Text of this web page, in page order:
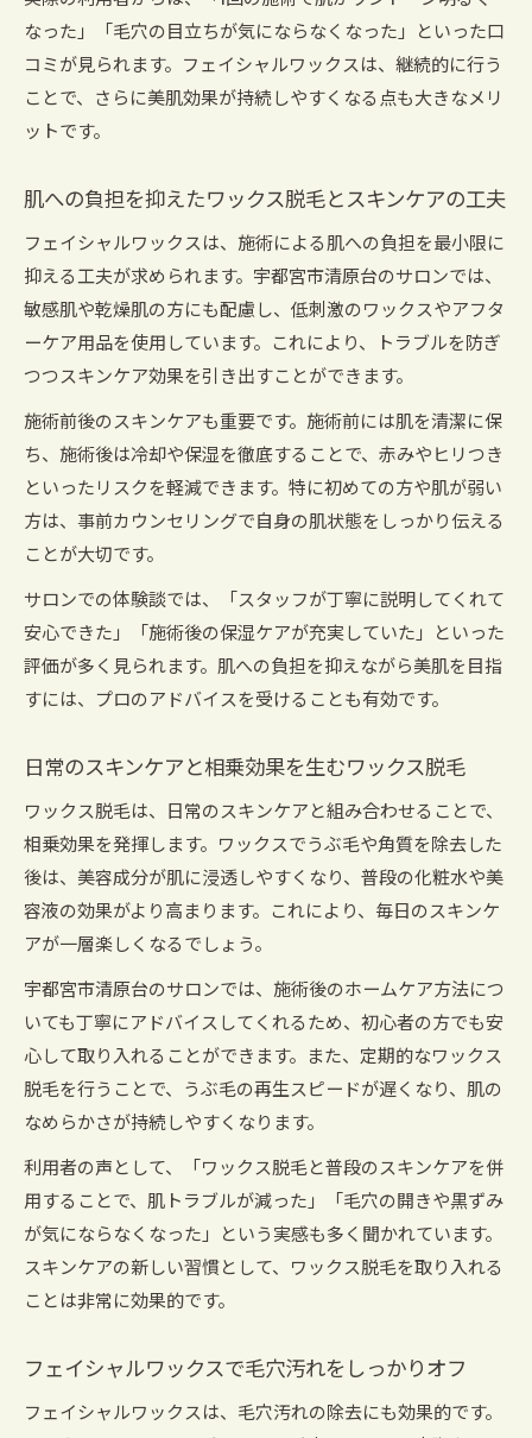
なった」「毛穴の目立ちが気にならなくなった」といった口
コミが見られます。フェイシャルワックスは、継続的に行う
ことで、さらに美肌効果が持続しやすくなる点も大きなメリ
ットです。
肌への負担を抑えたワックス脱毛とスキンケアの工夫
フェイシャルワックスは、施術による肌への負担を最小限に
抑える工夫が求められます。宇都宮市清原台のサロンでは、
敏感肌や乾燥肌の方にも配慮し、低刺激のワックスやアフタ
ーケア用品を使用しています。これにより、トラブルを防ぎ
つつスキンケア効果を引き出すことができます。
施術前後のスキンケアも重要です。施術前には肌を清潔に保
ち、施術後は冷却や保湿を徹底することで、赤みやヒリつき
といったリスクを軽減できます。特に初めての方や肌が弱い
方は、事前カウンセリングで自身の肌状態をしっかり伝える
ことが大切です。
サロンでの体験談では、「スタッフが丁寧に説明してくれて
安心できた」「施術後の保湿ケアが充実していた」といった
評価が多く見られます。肌への負担を抑えながら美肌を目指
すには、プロのアドバイスを受けることも有効です。
日常のスキンケアと相乗効果を生むワックス脱毛
ワックス脱毛は、日常のスキンケアと組み合わせることで、
相乗効果を発揮します。ワックスでうぶ毛や角質を除去した
後は、美容成分が肌に浸透しやすくなり、普段の化粧水や美
容液の効果がより高まります。これにより、毎日のスキンケ
アが一層楽しくなるでしょう。
宇都宮市清原台のサロンでは、施術後のホームケア方法につ
いても丁寧にアドバイスしてくれるため、初心者の方でも安
心して取り入れることができます。また、定期的なワックス
脱毛を行うことで、うぶ毛の再生スピードが遅くなり、肌の
なめらかさが持続しやすくなります。
利用者の声として、「ワックス脱毛と普段のスキンケアを併
用することで、肌トラブルが減った」「毛穴の開きや黒ずみ
が気にならなくなった」という実感も多く聞かれています。
スキンケアの新しい習慣として、ワックス脱毛を取り入れる
ことは非常に効果的です。
フェイシャルワックスで毛穴汚れをしっかりオフ
フェイシャルワックスは、毛穴汚れの除去にも効果的です。